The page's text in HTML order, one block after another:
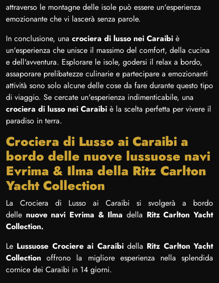
attraverso le montagne delle isole può essere un'esperienza
emozionante che vi lascerà senza parole.
In conclusione, una crociera di lusso nei Caraibi è
un'esperienza che unisce il massimo del comfort, della cucina
e dell'avventura. Esplorare le isole, godersi il relax a bordo,
assaporare prelibatezze culinarie e partecipare a emozionanti
attività sono solo alcune delle cose da fare durante questo tipo
di viaggio. Se cercate un'esperienza indimenticabile, una
crociera di lusso nei Caraibi è la scelta perfetta per vivere il
paradiso in terra.
Crociera di Lusso ai Caraibi a
bordo delle nuove lussuose navi
Evrima & Ilma della Ritz Carlton
Yacht Collection
La Crociera di Lusso ai Caraibi si svolgerà a bordo
delle nuove navi Evrima & Ilmadella Ritz Carlton Yacht
Collection.
Le Lussuose Crociere ai Caraibidella Ritz Carlton Yacht
Collection offrono la migliore esperienza nella splendida
cornice dei Caraibi in 14 giorni.